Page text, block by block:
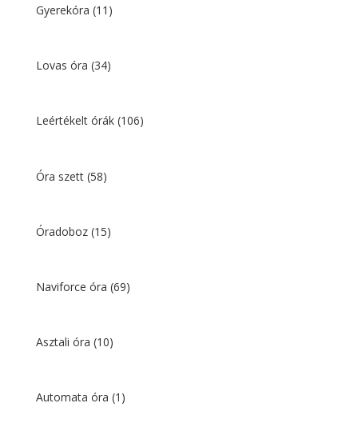
Gyerekóra (11)
Lovas óra (34)
Leértékelt órák (106)
Óra szett (58)
Óradoboz (15)
Naviforce óra (69)
Asztali óra (10)
Automata óra (1)